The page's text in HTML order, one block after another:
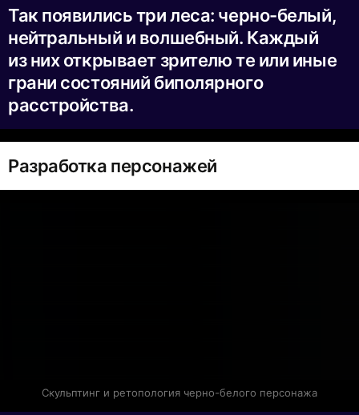
Так появились три леса: черно-белый,
нейтральный и волшебный. Каждый
из них открывает зрителю те или иные
грани состояний биполярного
расстройства.
Разработка персонажей
Скульптинг и ретопология черно-белого персонажа